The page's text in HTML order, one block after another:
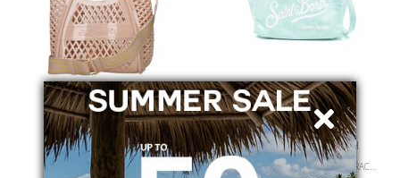
SENSI
SANTORINI BAG
MC2 SAINT BARTH